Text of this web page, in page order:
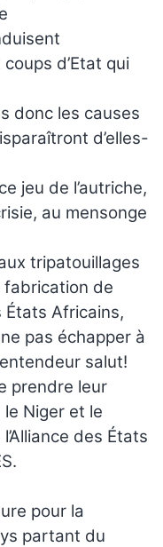
d’Etat qui
donc les causes
d’elles-
jeu de l’autriche,
au mensonge
tripatouillages
de
Africains,
pas échapper à
salut!
prendre leur
Niger et le
des États
pour la
partant du